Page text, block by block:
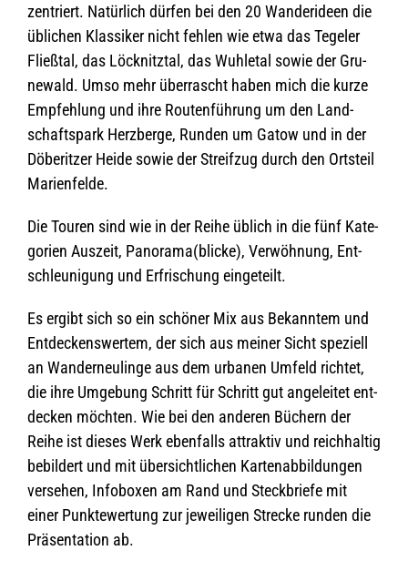
zen­triert. Natür­lich dür­fen bei den 20 Wan­der­ideen die
übli­chen Klas­si­ker nicht feh­len wie etwa das Tege­ler
Fließ­tal, das Löck­nitz­tal, das Wuh­le­tal sowie der Gru­
ne­wald. Umso mehr über­rascht haben mich die kurze
Emp­feh­lung und ihre Rou­ten­füh­rung um den Land­
schafts­park Herz­berge, Run­den um Gatow und in der
Döbe­rit­zer Heide sowie der Streif­zug durch den Orts­teil
Marienfelde.
Die Tou­ren sind wie in der Reihe üblich in die fünf Kate­
go­rien Aus­zeit, Panorama(blicke), Ver­wöh­nung, Ent­
schleu­ni­gung und Erfri­schung eingeteilt.
Es ergibt sich so ein schö­ner Mix aus Bekann­tem und
Ent­de­ckens­wer­tem, der sich aus mei­ner Sicht spe­zi­ell
an Wan­der­neu­linge aus dem urba­nen Umfeld rich­tet,
die ihre Umge­bung Schritt für Schritt gut ange­lei­tet ent­
de­cken möch­ten. Wie bei den ande­ren Büchern der
Reihe ist die­ses Werk eben­falls attrak­tiv und reich­hal­tig
bebil­dert und mit über­sicht­li­chen Kar­ten­ab­bil­dun­gen
ver­se­hen, Info­bo­xen am Rand und Steck­briefe mit
einer Punk­te­wer­tung zur jewei­li­gen Stre­cke run­den die
Prä­sen­ta­tion ab.